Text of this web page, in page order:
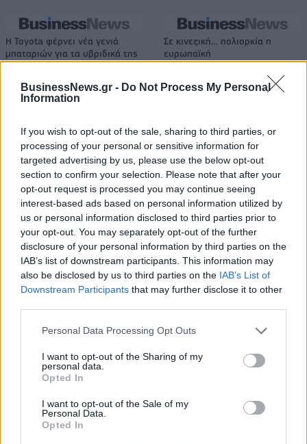
BusinessNews.gr - Do Not Process My Personal
Information
If you wish to opt-out of the sale, sharing to third parties, or
processing of your personal or sensitive information for
targeted advertising by us, please use the below opt-out
section to confirm your selection. Please note that after your
opt-out request is processed you may continue seeing
interest-based ads based on personal information utilized by
us or personal information disclosed to third parties prior to
your opt-out. You may separately opt-out of the further
disclosure of your personal information by third parties on the
IAB’s list of downstream participants. This information may
also be disclosed by us to third parties on the IAB’s List of
Downstream Participants that may further disclose it to other
Personal Data Processing Opt Outs
I want to opt-out of the Sharing of my
personal data.
Opted In
I want to opt-out of the Sale of my
Personal Data.
Opted In
Η Toyota φέρνει νέα γενιά
μπαταριών για τα υβριδικά της
Σε κινεζική… πολιορκία η
ευρωπαϊκή
αυτοκινητοβιομηχανία
Εθνική Νεανίδων: Απέναντι
στην Ισλανδία για την 5η θέση
στο Ευρωμπάσκετ (live stream)
Η Κέλσι Μίτσελ έγραψε ιστορία
στη νίκη της Ιντιάνα επί του
Σικάγο (vids)
Ελληνική Αναπτυξιακή Τράπεζα: Με «προίκα» 2 δισ. ευρώ ανοίγει
δρόμο για δάνεια έως 5 δισ. σε μικρομεσαίες
Β.Σ. Καρούλιας: Τζίρος 98,7
57% - Τα νέα στοιχήματα σε
low & non alcohol
Deloitte Ελλάδος:
σύμβουλος της ΔΕΗ για την
είσοδο στην πολωνική αγορά
Η Chery επενδύει 75 εκατ. δολάρια στην KG Mobility